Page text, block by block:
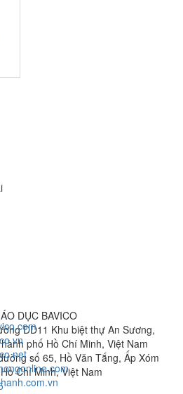
DỤC BAVICO
DD11 Khu biệt thự An Sương,
phố Hồ Chí Minh, Việt Nam
số 65, Hồ Văn Tắng, Ấp Xóm
Chí Minh, Việt Nam